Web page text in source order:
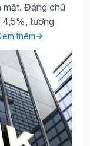
mặt. Đáng chú
4,5%, tương
thêm